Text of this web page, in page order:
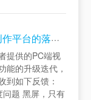
WebAssembly视频检测在社区创作平台的落地与实践 | 得物技术
提供的PC端视
能的升级迭代，
到如下反馈：
题 黑屏，只有